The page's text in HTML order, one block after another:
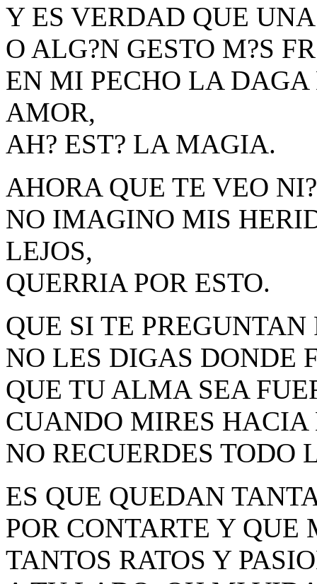
Y ES VERDAD QUE
O ALG?N GESTO M?S
EN MI PECHO LA DAGA
AMOR,
AH? EST? LA MAGIA.
AHORA QUE TE VEO
NO IMAGINO MIS
LEJOS,
QUERRIA POR ESTO.
QUE SI TE PREGUNTAN
NO LES DIGAS DONDE
QUE TU ALMA SEA
CUANDO MIRES HACIA
NO RECUERDES TODO
ES QUE QUEDAN
POR CONTARTE Y QUE
TANTOS RATOS Y